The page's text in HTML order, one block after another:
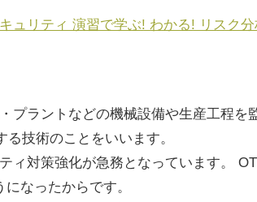
ュリティ 演習で学ぶ! わかる! リスク
プラントなどの機械設備や生産工程を
技術のことをいいます。
ィ対策強化が急務となっています。
なったからです。